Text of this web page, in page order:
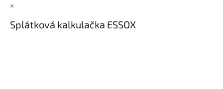
×
Splátková kalkulačka ESSOX